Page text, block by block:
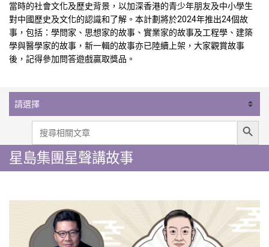
當時的社會文化及歷史背景，以加深香港的青少年朋友及中小學生
對中國歷史及文化的認識和了解。本計劃將於2024年推出24個故
事，包括：學問家、思想家的故事、實業家的故事及工程學、建築
學與醫學家的故事，新一輯的故事亦已陸續上架，大家觀賞故事
後，記得參加問答遊戲贏取獎品。
Search
for:
Search Button
星島集團星聲講故事